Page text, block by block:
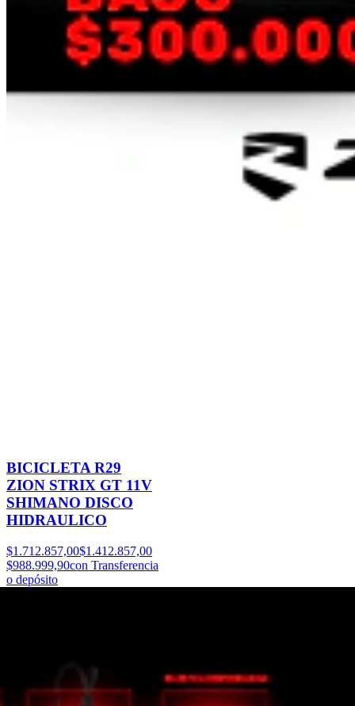
BICICLETA R29
ZION STRIX GT 11V
SHIMANO DISCO
HIDRAULICO
$1.712.857,00$1.412.857,00
$988.999,90con Transferencia
o depósito